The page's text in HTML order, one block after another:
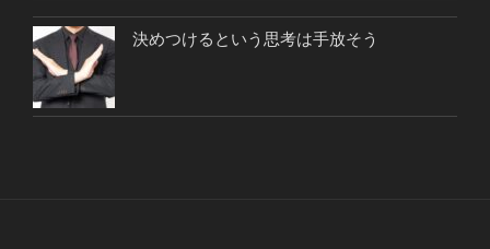
決めつけるという思考は手放そう